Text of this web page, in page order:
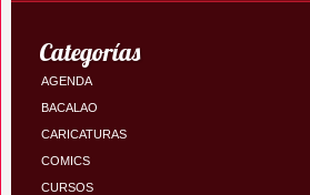
Categorías
AGENDA
BACALAO
CARICATURAS
COMICS
CURSOS